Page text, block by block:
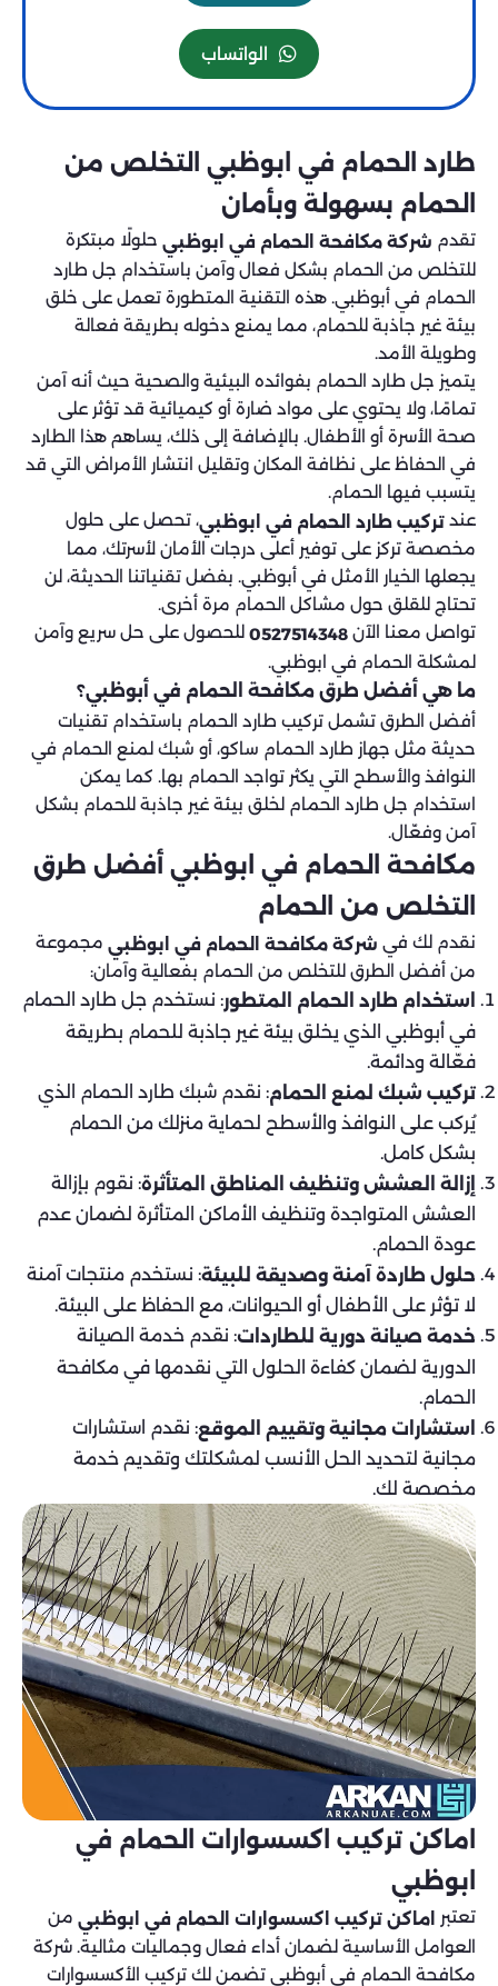
الواتساب
طارد الحمام في ابوظبي التخلص من
الحمام بسهولة وبأمان
تقدم شركة مكافحة الحمام في ابوظبي حلولًا مبتكرة
للتخلص من الحمام بشكل فعال وآمن باستخدام جل طارد
الحمام في أبوظبي. هذه التقنية المتطورة تعمل على خلق
بيئة غير جاذبة للحمام، مما يمنع دخوله بطريقة فعالة
وطويلة الأمد.
يتميز جل طارد الحمام بفوائده البيئية والصحية حيث أنه آمن
تمامًا، ولا يحتوي على مواد ضارة أو كيميائية قد تؤثر على
صحة الأسرة أو الأطفال. بالإضافة إلى ذلك، يساهم هذا الطارد
في الحفاظ على نظافة المكان وتقليل انتشار الأمراض التي قد
يتسبب فيها الحمام.
عند تركيب طارد الحمام في ابوظبي، تحصل على حلول
مخصصة تركز على توفير أعلى درجات الأمان لأسرتك، مما
يجعلها الخيار الأمثل في أبوظبي. بفضل تقنياتنا الحديثة، لن
تحتاج للقلق حول مشاكل الحمام مرة أخرى.
تواصل معنا الآن 0527514348 للحصول على حل سريع وآمن
لمشكلة الحمام في ابوظبي.
ما هي أفضل طرق مكافحة الحمام في أبوظبي؟
أفضل الطرق تشمل تركيب طارد الحمام باستخدام تقنيات
حديثة مثل جهاز طارد الحمام ساكو، أو شبك لمنع الحمام في
النوافذ والأسطح التي يكثر تواجد الحمام بها. كما يمكن
استخدام جل طارد الحمام لخلق بيئة غير جاذبة للحمام بشكل
آمن وفعّال.
مكافحة الحمام في ابوظبي أفضل طرق
التخلص من الحمام
نقدم لك في شركة مكافحة الحمام في ابوظبي مجموعة
من أفضل الطرق للتخلص من الحمام بفعالية وآمان:
استخدام طارد الحمام المتطور: نستخدم جل طارد الحمام
في أبوظبي الذي يخلق بيئة غير جاذبة للحمام بطريقة
فعّالة ودائمة.
تركيب شبك لمنع الحمام: نقدم شبك طارد الحمام الذي
يُركب على النوافذ والأسطح لحماية منزلك من الحمام
بشكل كامل.
إزالة العشش وتنظيف المناطق المتأثرة: نقوم بإزالة
العشش المتواجدة وتنظيف الأماكن المتأثرة لضمان عدم
عودة الحمام.
حلول طاردة آمنة وصديقة للبيئة: نستخدم منتجات آمنة
لا تؤثر على الأطفال أو الحيوانات، مع الحفاظ على البيئة.
خدمة صيانة دورية للطاردات: نقدم خدمة الصيانة
الدورية لضمان كفاءة الحلول التي نقدمها في مكافحة
الحمام.
استشارات مجانية وتقييم الموقع: نقدم استشارات
مجانية لتحديد الحل الأنسب لمشكلتك وتقديم خدمة
مخصصة لك.
اماكن تركيب اكسسوارات الحمام في
ابوظبي
تعتبر اماكن تركيب اكسسوارات الحمام في ابوظبي من
العوامل الأساسية لضمان أداء فعال وجماليات مثالية. شركة
مكافحة الحمام في أبوظبي تضمن لك تركيب الأكسسوارات